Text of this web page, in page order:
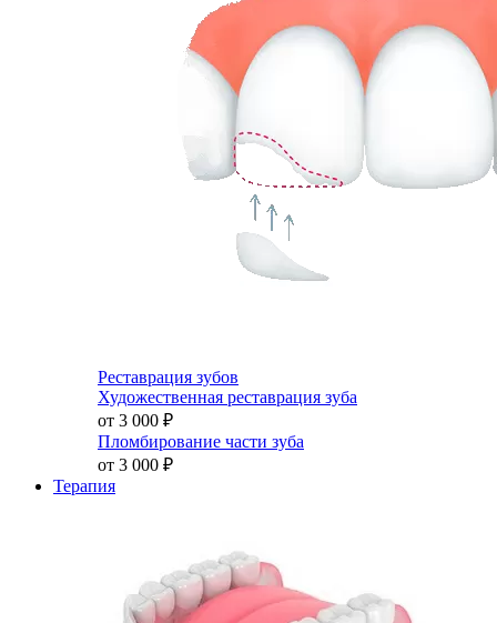
Реставрация зубов
Художественная реставрация зуба
от 3 000 ₽
Пломбирование части зуба
от 3 000 ₽
Терапия